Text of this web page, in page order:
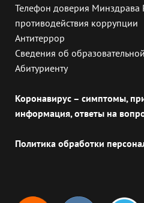
Телефон доверия Минздрава
противодействия коррупции
Антитеррор
Сведения об
Абитуриенту
Коронавирус – симптомы,
информация, ответы на
Политика обработки